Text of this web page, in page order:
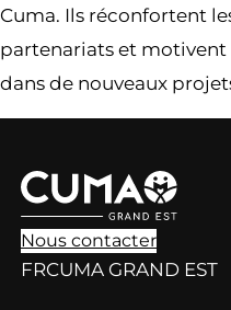
Cuma. Ils réconfortent
partenariats et motivent
dans de nouveaux
Nous contacter
FRCUMA GRAND EST